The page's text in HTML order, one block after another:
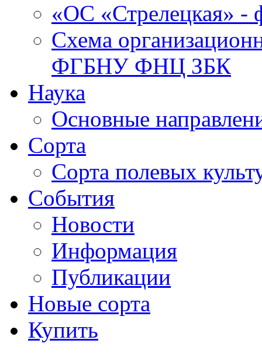
«ОС «Стрелецкая»
Схема
ФГБНУ ФНЦ ЗБК
Наука
Основные
Сорта
Сорта полевых
События
Новости
Информация
Публикации
Новые сорта
Купить